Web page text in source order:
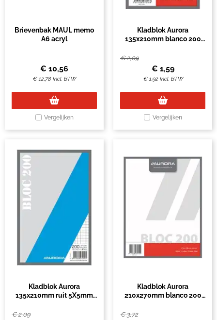
Brievenbak MAUL memo
A6 acryl
€ 10,56
€12,78 Incl. BTW
Vergelijken
Kladblok Aurora
135x210mm blanco 200
€2,09
€ 1,59
€1,92 Incl. BTW
Vergelijken
Kladblok Aurora
135x210mm ruit 5X5mm
€2,09
Kladblok Aurora
210x270mm blanco 200
€3,72